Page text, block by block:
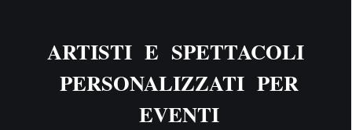
ARTISTI E SPETTACOLI
PERSONALIZZATI PER
EVENTI